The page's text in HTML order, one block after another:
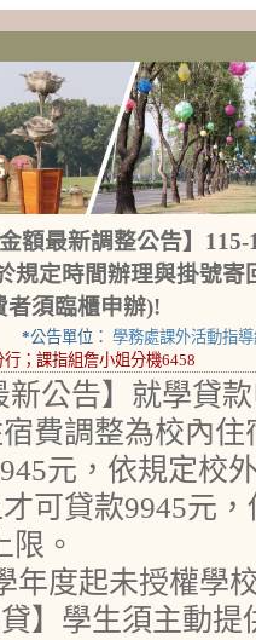
額最新調整公告】
規定時間辦理與掛號
須臨櫃申辦)!
公告單位： 學務處課外活動指
；課指組詹小姐分機6458
新公告】就學貸
費調整為校內
元，依規定校
可貸款9945元
限。
年度起未授權學
】學生須主動